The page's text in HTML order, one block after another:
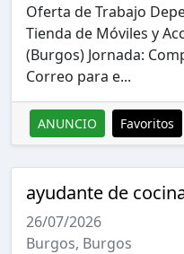
Oferta de Trabajo
Tienda de Móviles y
(Burgos) Jornada:
Correo para e...
ANUNCIO Favoritos
ayudante de
26/07/2026
Burgos, Burgos